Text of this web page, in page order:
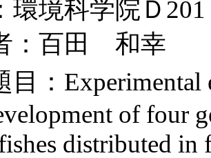
環境科学院Ｄ201
：百田 和幸
目：Experimental
of four
distributed in